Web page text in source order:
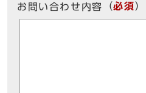
お問い合わせ内容 （必須）